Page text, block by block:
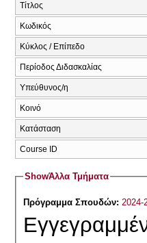
Τίτλος
Κωδικός
Κύκλος / Επίπεδο
Περίοδος Διδασκαλίας
Υπεύθυνος/η
Κοινό
Κατάσταση
Course ID
ShowΆλλα Τμήματα
Πρόγραμμα Σπουδών: 2024-